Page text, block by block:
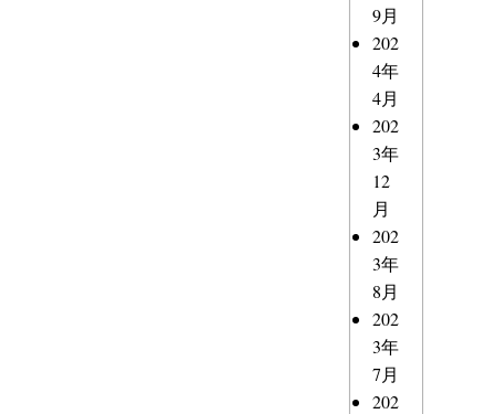
9月
202
4年
4月
202
3年
12
月
202
3年
8月
202
3年
7月
202